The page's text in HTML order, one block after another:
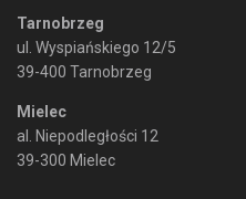
Tarnobrzeg
ul. Wyspiańskiego 12/5
39-400 Tarnobrzeg
Mielec
al. Niepodległości 12
39-300 Mielec